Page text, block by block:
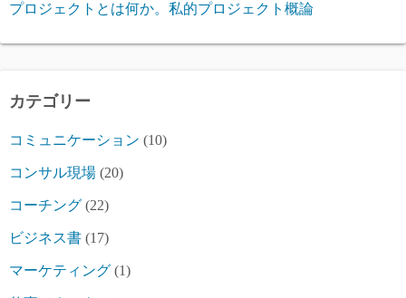
プロジェクトとは何か。私的プロジェクト概論
カテゴリー
コミュニケーション (10)
コンサル現場 (20)
コーチング (22)
ビジネス書 (17)
マーケティング (1)